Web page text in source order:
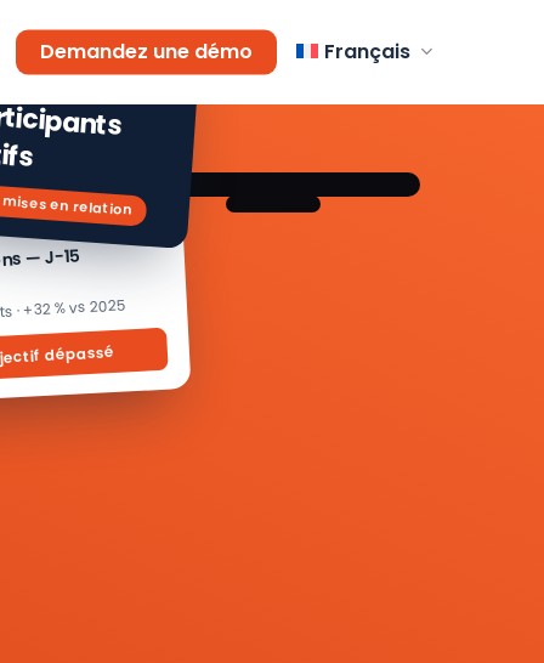
Demandez une démo Français
— J-15
· +32 % vs 2025
dépassé
de
mises en relation